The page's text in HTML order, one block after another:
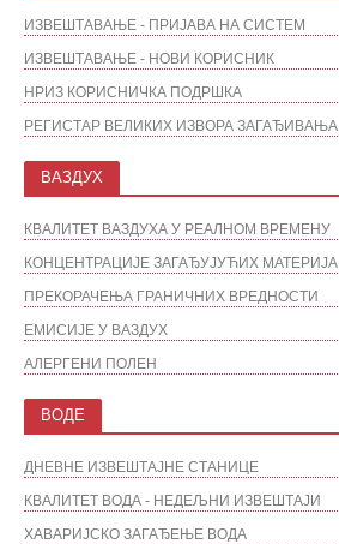
ИЗВЕШТАВАЊЕ - ПРИЈАВА НА СИСТЕМ
ИЗВЕШТАВАЊЕ - НОВИ КОРИСНИК
НРИЗ КОРИСНИЧКА ПОДРШКА
РЕГИСТАР ВЕЛИКИХ ИЗВОРА ЗАГАЂИВАЊА
ВАЗДУХ
КВАЛИТЕТ ВАЗДУХА У РЕАЛНОМ ВРЕМЕНУ
КОНЦЕНТРАЦИЈЕ ЗАГАЂУЈУЋИХ МАТЕРИЈА
ПРЕКОРАЧЕЊА ГРАНИЧНИХ ВРЕДНОСТИ
ЕМИСИЈЕ У ВАЗДУХ
АЛЕРГЕНИ ПОЛЕН
ВОДЕ
ДНЕВНЕ ИЗВЕШТАЈНЕ СТАНИЦЕ
КВАЛИТЕТ ВОДА - НЕДЕЉНИ ИЗВЕШТАЈИ
ХАВАРИЈСКО ЗАГАЂЕЊЕ ВОДА